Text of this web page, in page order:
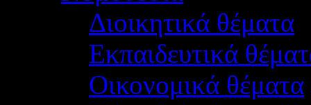
Διοικητικά θέματα
Εκπαιδευτικά
Οικονομικά θέματα